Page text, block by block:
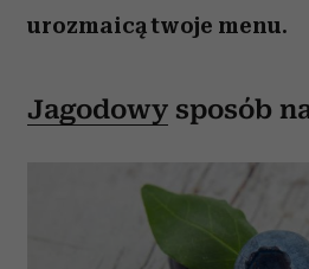
urozmaicą twoje menu.
Jagodowy sposób